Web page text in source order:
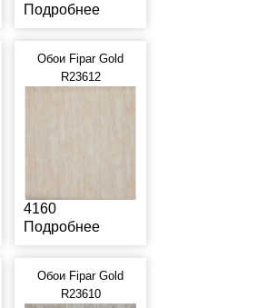
Подробнее
Обои Fipar Gold
R23612
4160
Подробнее
Обои Fipar Gold
R23610